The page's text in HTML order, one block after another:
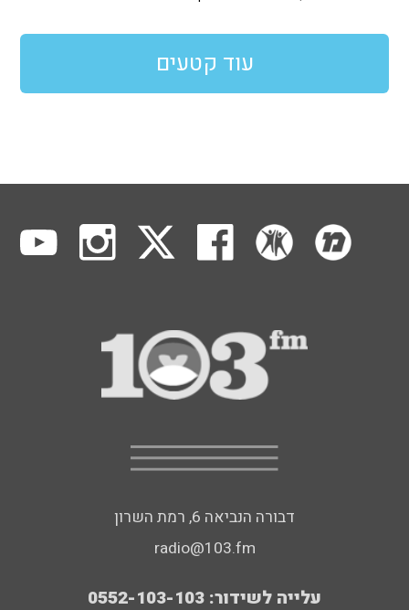
עוד קטעים
דבורה הנביאה 6, רמת השרון
radio@103.fm
עלייה לשידור: 0552-103-103